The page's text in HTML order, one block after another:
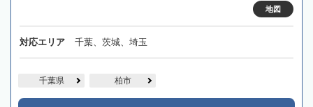
地図
対応エリア 千葉、茨城、埼玉
千葉県 柏市